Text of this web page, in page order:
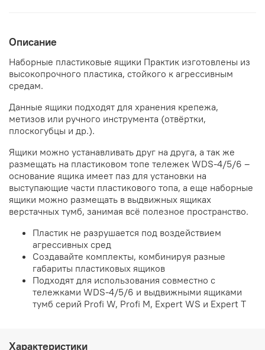
Описание
Наборные пластиковые ящики Практик изготовлены из
высокопрочного пластика, стойкого к агрессивным
средам.
Данные ящики подходят для хранения крепежа,
метизов или ручного инструмента (отвёртки,
плоскогубцы и др.).
Ящики можно устанавливать друг на друга, а так же
размещать на пластиковом топе тележек WDS-4/5/6 –
основание ящика имеет паз для установки на
выступающие части пластикового топа, а еще наборные
ящики можно размещать в выдвижных ящиках
верстачных тумб, занимая всё полезное пространство.
Пластик не разрушается под воздействием
агрессивных сред
Создавайте комплекты, комбинируя разные
габариты пластиковых ящиков
Подходят для использования совместно с
тележками WDS-4/5/6 и выдвижными ящиками
тумб серий Profi W, Profi M, Expert WS и Expert T
Характеристики